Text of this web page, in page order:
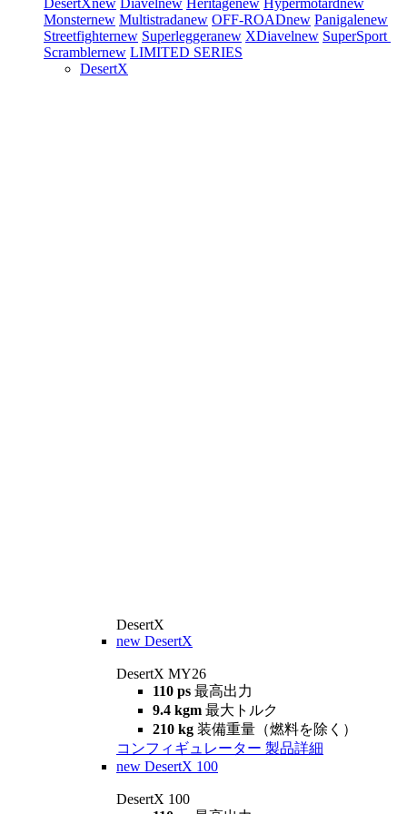
DesertXnew Diavelnew Heritagenew Hypermotardnew
Monsternew Multistradanew OFF-ROADnew Panigalenew
Streetfighternew Superleggeranew XDiavelnew SuperSport
Scramblernew LIMITED SERIES
DesertX
DesertX
new DesertX
DesertX MY26
110 ps 最高出力
9.4 kgm 最大トルク
210 kg 装備重量（燃料を除く）
コンフィギュレーター 製品詳細
new DesertX 100
DesertX 100